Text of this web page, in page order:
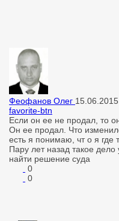
Феофанов Олег 15.06.2015
favorite-btn
Если он ее не продал, то
Он ее продал. Что
есть я понимаю, чт о я где
Пару лет назад такое
найти решение суда
0
0